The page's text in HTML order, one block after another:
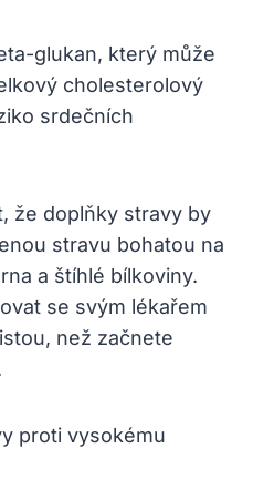
glukan, který může
cholesterolový
srdečních
že doplňky stravy by
stravu bohatou na
a štíhlé bílkoviny.
se svým lékařem
než začnete